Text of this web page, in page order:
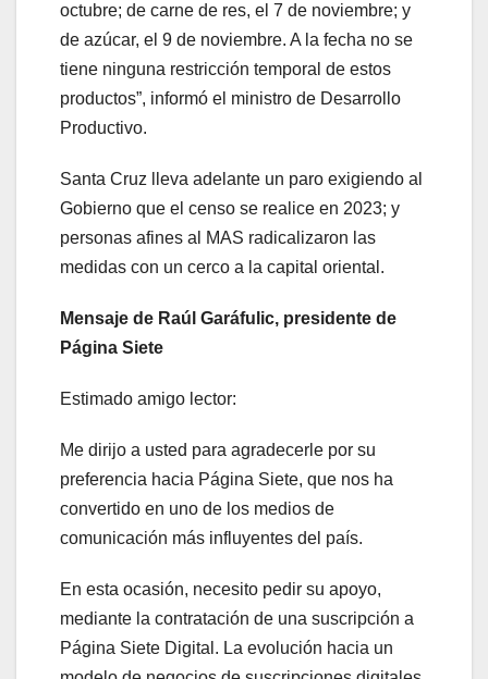
octubre; de carne de res, el 7 de noviembre; y
de azúcar, el 9 de noviembre. A la fecha no se
tiene ninguna restricción temporal de estos
productos”, informó el ministro de Desarrollo
Productivo.
Santa Cruz lleva adelante un paro exigiendo al
Gobierno que el censo se realice en 2023; y
personas afines al MAS radicalizaron las
medidas con un cerco a la capital oriental.
Mensaje de Raúl Garáfulic, presidente de
Página Siete
Estimado amigo lector:
Me dirijo a usted para agradecerle por su
preferencia hacia Página Siete, que nos ha
convertido en uno de los medios de
comunicación más influyentes del país.
En esta ocasión, necesito pedir su apoyo,
mediante la contratación de una suscripción a
Página Siete Digital. La evolución hacia un